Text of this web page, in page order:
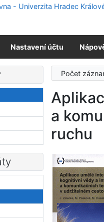
Nastavení účtu
Počet
a
ruchu